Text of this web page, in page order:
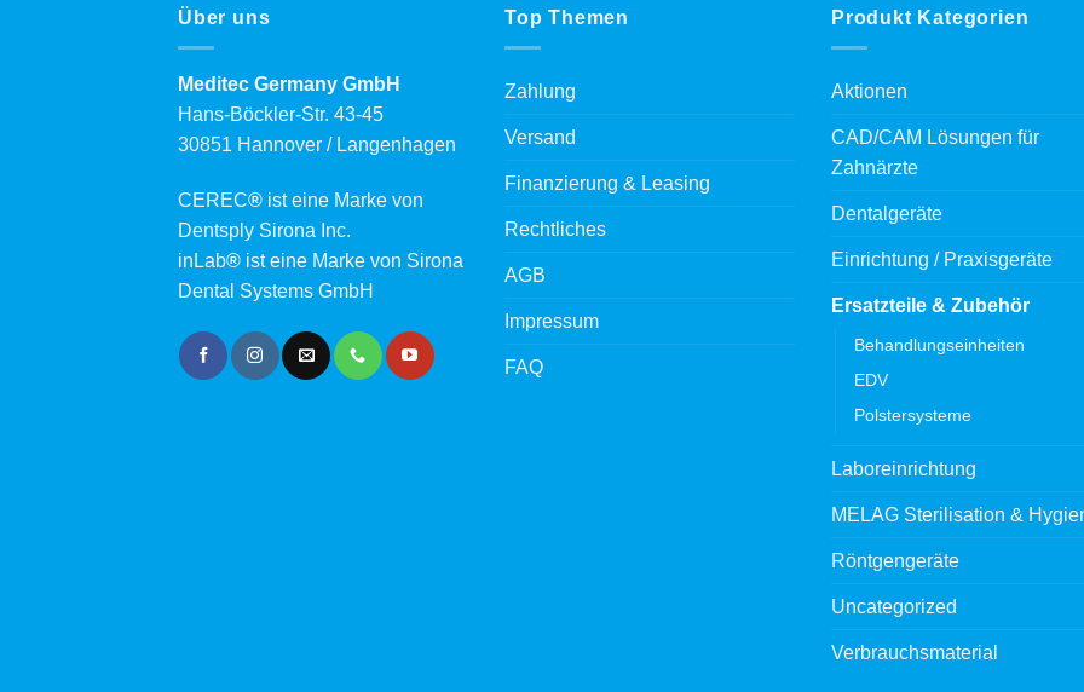
Über uns
Meditec Germany GmbH
Hans-Böckler-Str. 43-45
30851 Hannover / Langenhagen
CEREC® ist eine Marke von
Dentsply Sirona Inc.
inLab® ist eine Marke von Sirona
Dental Systems GmbH
Top Themen
Zahlung
Versand
Finanzierung & Leasing
Rechtliches
AGB
Impressum
FAQ
Produkt Kategorien
Aktionen
CAD/CAM Lösungen für
Zahnärzte
Dentalgeräte
Einrichtung / Praxisgeräte
Ersatzteile & Zubehör
Behandlungseinheiten
EDV
Polstersysteme
Laboreinrichtung
MELAG Sterilisation &
Röntgengeräte
Uncategorized
Verbrauchsmaterial